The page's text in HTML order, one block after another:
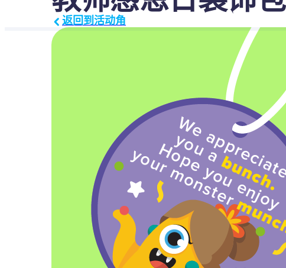
返回到活动角